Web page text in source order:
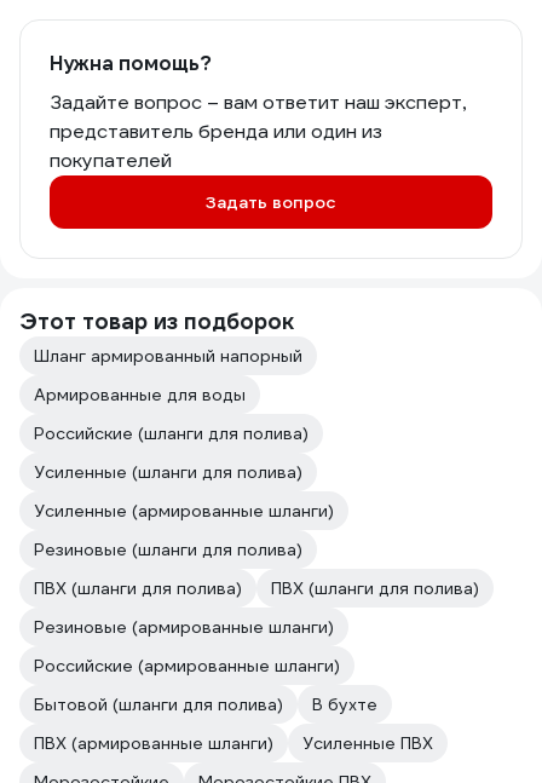
Нужна помощь?
Задайте вопрос – вам ответит наш эксперт,
представитель бренда или один из
покупателей
Задать вопрос
Этот товар из подборок
Шланг армированный напорный
Армированные для воды
Российские (шланги для полива)
Усиленные (шланги для полива)
Усиленные (армированные шланги)
Резиновые (шланги для полива)
ПВХ (шланги для полива)
ПВХ (шланги для полива)
Резиновые (армированные шланги)
Российские (армированные шланги)
Бытовой (шланги для полива)
В бухте
ПВХ (армированные шланги)
Усиленные ПВХ